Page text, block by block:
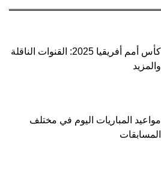
كأس أمم أفريقيا 2025: القنوات الناقلة
والمزيد
مواعيد المباريات اليوم في مختلف
المسابقات